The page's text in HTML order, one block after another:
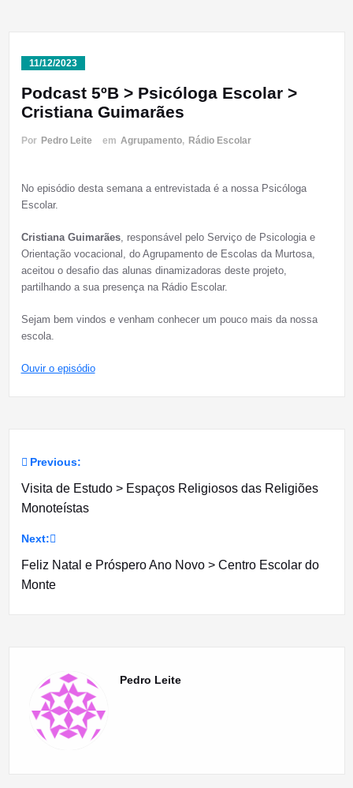
11/12/2023
Podcast 5ºB > Psicóloga Escolar >
Cristiana Guimarães
Por Pedro Leite em Agrupamento, Rádio Escolar
No episódio desta semana a entrevistada é a nossa Psicóloga
Escolar.
Cristiana Guimarães, responsável pelo Serviço de Psicologia e
Orientação vocacional, do Agrupamento de Escolas da Murtosa,
aceitou o desafio das alunas dinamizadoras deste projeto,
partilhando a sua presença na Rádio Escolar.
Sejam bem vindos e venham conhecer um pouco mais da nossa
escola.
Ouvir o episódio
Navegação
de
artigos
Previous:
Visita de Estudo > Espaços Religiosos das Religiões
Monoteístas
Next:
Feliz Natal e Próspero Ano Novo > Centro Escolar do
Monte
Pedro Leite